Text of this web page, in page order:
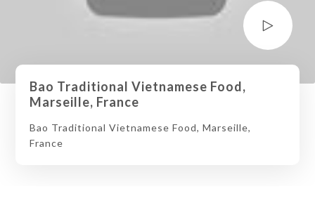
Bao Traditional Vietnamese Food,
Marseille, France
Bao Traditional Vietnamese Food, Marseille,
France